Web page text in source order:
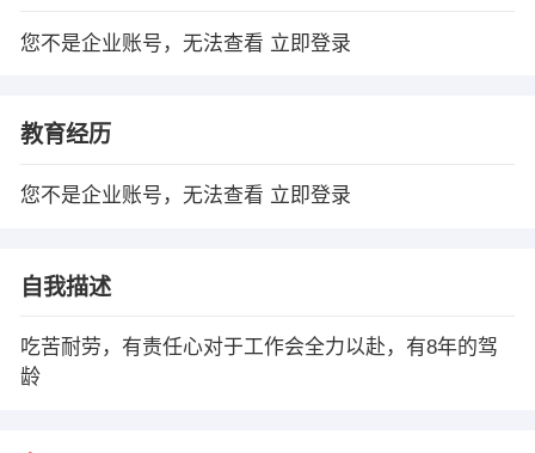
您不是企业账号，无法查看 立即登录
教育经历
您不是企业账号，无法查看 立即登录
自我描述
吃苦耐劳，有责任心对于工作会全力以赴，有8年的驾
龄